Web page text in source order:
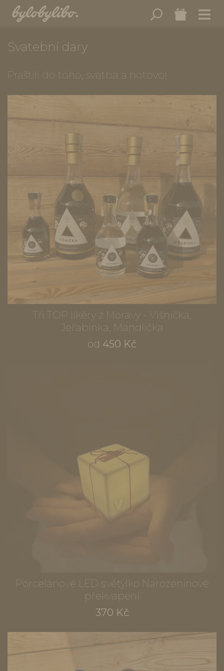
Svatební dary
Praštili do toho, svatba a hotovo!
Tři TOP likéry z Moravy - Višnička,
Jeřabinka, Mandlička
od 450 Kč
Porcelánové LED světýlko Narozeninové
překvapení
370 Kč